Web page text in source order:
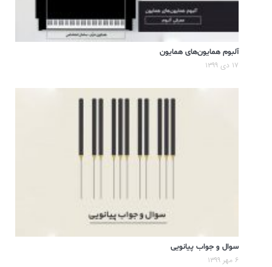
آلبوم همایون‌های همایون
۱۷ دی ۱۳۹۹
سوال و جواب پیانویی
۶ مهر ۱۳۹۹